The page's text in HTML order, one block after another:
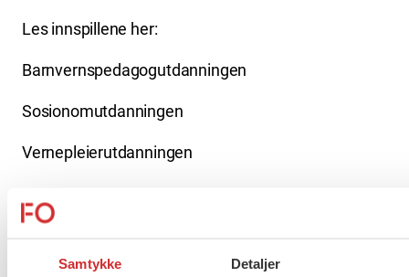
Samtykke Detaljer
Les innspillene her:
Barnvernspedagogutdanningen
Sosionomutdanningen
Vernepleierutdanningen
Flere saker